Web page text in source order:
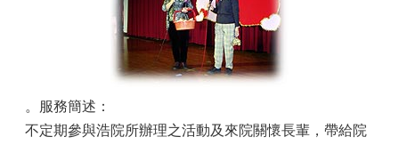
。服務簡述：
不定期參與浩院所辦理之活動及來院關懷長輩，帶給院